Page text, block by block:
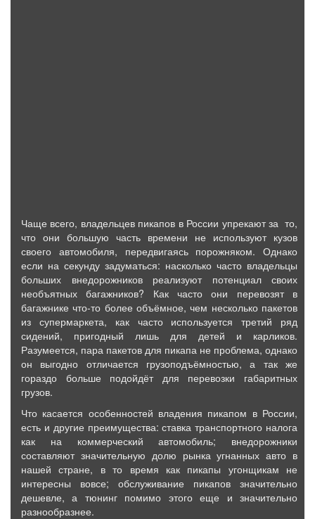
Чаще всего, владельцев пикапов в России упрекают за то,
что они большую часть времени не используют кузов
своего автомобиля, передвигаясь порожняком. Однако
если на секунду задуматься: насколько часто владельцы
больших внедорожников реализуют потенциал своих
необъятных багажников? Как часто они перевозят в
багажнике что-то более объёмное, чем несколько пакетов
из супермаркета, как часто используется третий ряд
сидений, пригодный лишь для детей и карликов.
Разумеется, пара пакетов для пикапа не проблема, однако
он выгодно отличается грузоподъёмностью, а так же
гораздо больше подойдёт для перевозки габаритных
грузов.
Что касается особенностей владения пикапом в России,
есть и другие преимущества: ставка транспортного налога
как на коммерческий автомобиль; внедорожники
составляют значительную долю рынка угнанных авто в
нашей стране, в то время как пикапы угонщикам не
интересны вовсе; обслуживание пикапов значительно
дешевле, а тюнинг помимо этого еще и значительно
разнообразнее.